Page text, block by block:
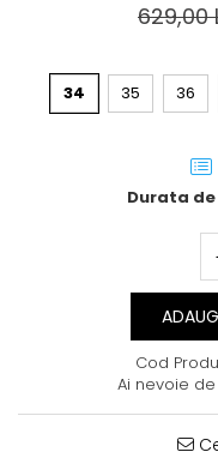
629,00
34
35 36
Durata
Cod
Ai nevoie